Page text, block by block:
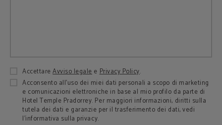
AccettareAvviso legaleePrivacy Policy.
Acconsento all’uso dei miei dati personali a scopo di marketing
e comunicazioni elettroniche in base al mio profilo da parte di
Hotel Temple Pradorrey. Per maggiori informazioni, diritti sulla
tutela dei dati e garanzie per il trasferimento dei dati, vedi
l’informativa sulla privacy.